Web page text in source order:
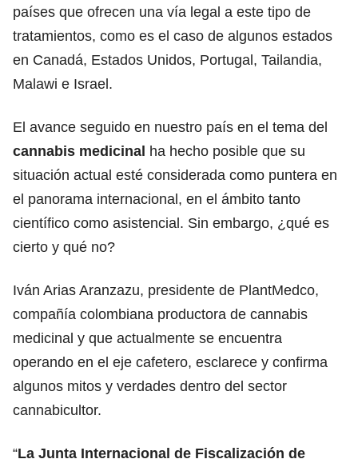
países que ofrecen una vía legal a este tipo de
tratamientos, como es el caso de algunos estados
en Canadá, Estados Unidos, Portugal, Tailandia,
Malawi e Israel.
El avance seguido en nuestro país en el tema del
cannabis medicinal ha hecho posible que su
situación actual esté considerada como puntera en
el panorama internacional, en el ámbito tanto
científico como asistencial. Sin embargo, ¿qué es
cierto y qué no?
Iván Arias Aranzazu, presidente de PlantMedco,
compañía colombiana productora de cannabis
medicinal y que actualmente se encuentra
operando en el eje cafetero, esclarece y confirma
algunos mitos y verdades dentro del sector
cannabicultor.
“La Junta Internacional de Fiscalización de